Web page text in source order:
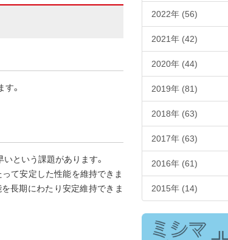
。
という課題があります。
て安定した性能を維持できま
長期にわたり安定維持できま
2022年 (56)
2021年 (42)
2020年 (44)
2019年 (81)
2018年 (63)
2017年 (63)
2016年 (61)
2015年 (14)